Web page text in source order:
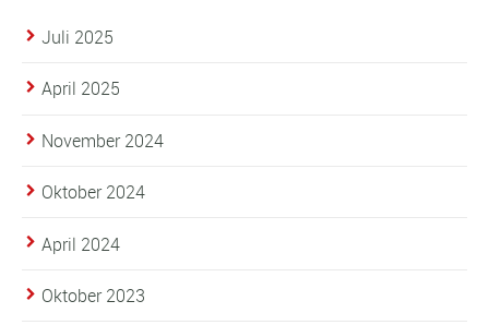
Juli 2025
April 2025
November 2024
Oktober 2024
April 2024
Oktober 2023